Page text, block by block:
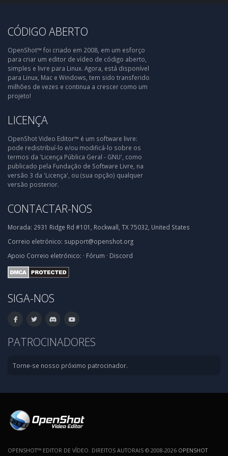
CÓDIGO ABERTO
OpenShot™ foi criado em 2008, em um esforço
para criar um editor de vídeo de código aberto,
simples e livre para Linux. Agora, está disponível
para Linux, Mac e Windows, tem sido transferido
milhões de vezes e continua a crescer como um
projeto!
LICENÇA
OpenShot Video Editor™ é um software livre:
pode redistribuí-lo e/ou modificá-lo sobre os
termos da 'Licença Pública Geral - GNU', como
publicado pela Fundação de Software Livre, na
versão 3 da 'Licença', ou (sua opção) qualquer
versão posterior.
CONTACTAR-NOS
Morada: 2931 Ridge Rd #101, Rockwall, TX 75032, United States
Correio eletrónico: support@openshot.org
Apoio Correio eletrónico: · Fórum · Discord
SIGA-NOS
PATROCINADORES
Torne-se nosso próximo patrocinador.
OPENSHOT™ EDITOR DE VÍDEO. DIREITOS AUTORAIS © 2008-2026 OPENSHOT